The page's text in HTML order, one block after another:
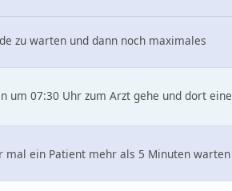
zu warten und dann noch maximales
um 07:30 Uhr zum Arzt gehe und dort eine
mal ein Patient mehr als 5 Minuten warten